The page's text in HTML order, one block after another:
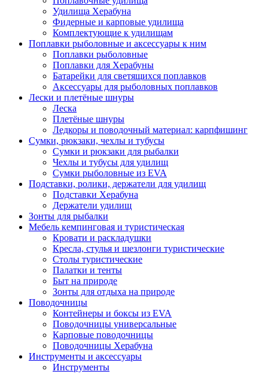
Удилища Херабуна
Фидерные и карповые удилища
Комплектующие к удилищам
Поплавки рыболовные и аксессуары к ним
Поплавки рыболовные
Поплавки для Херабуны
Батарейки для светящихся поплавков
Аксессуары для рыболовных поплавков
Лески и плетёные шнуры
Леска
Плетёные шнуры
Ледкоры и поводочный материал: карпфишинг
Сумки, рюкзаки, чехлы и тубусы
Сумки и рюкзаки для рыбалки
Чехлы и тубусы для удилищ
Сумки рыболовные из EVA
Подставки, ролики, держатели для удилищ
Подставки Херабуна
Держатели удилищ
Зонты для рыбалки
Мебель кемпинговая и туристическая
Кровати и раскладушки
Кресла, стулья и шезлонги туристические
Столы туристические
Палатки и тенты
Быт на природе
Зонты для отдыха на природе
Поводочницы
Контейнеры и боксы из EVA
Поводочницы универсальные
Карповые поводочницы
Поводочницы Херабуна
Инструменты и аксессуары
Инструменты